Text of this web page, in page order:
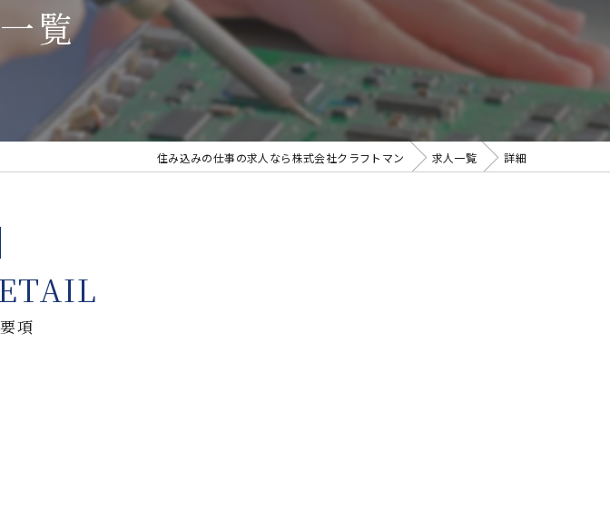
寮付き
日払い
紹介
覧
住み込みの仕事の求人なら株式会社クラフトマン 求人一覧 詳細
項